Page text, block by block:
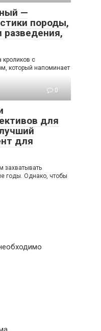
—
породы,
разведения,
кроликов с
который напоминает
0
для
для
захватывать
годы. Однако, чтобы